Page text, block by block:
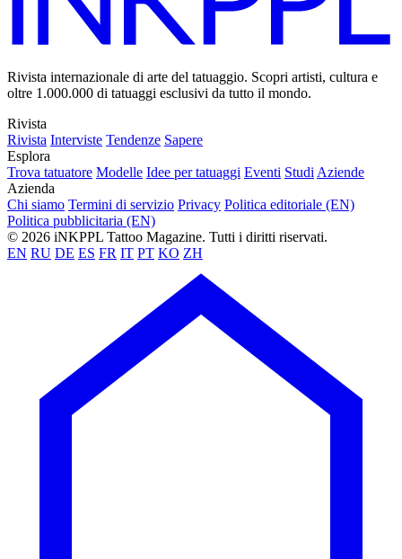
Rivista internazionale di arte del tatuaggio. Scopri artisti, cultura e
oltre 1.000.000 di tatuaggi esclusivi da tutto il mondo.
Rivista
Rivista Interviste Tendenze Sapere
Esplora
Trova tatuatore Modelle Idee per tatuaggi Eventi Studi Aziende
Azienda
Chi siamo Termini di servizio Privacy Politica editoriale (EN)
Politica pubblicitaria (EN)
© 2026 iNKPPL Tattoo Magazine. Tutti i diritti riservati.
EN RU DE ES FR IT PT KO ZH